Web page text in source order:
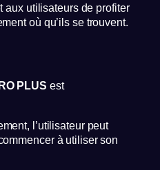
aux utilisateurs de profiter
où qu’ils se trouvent.
PLUS est
l’utilisateur peut
à utiliser son